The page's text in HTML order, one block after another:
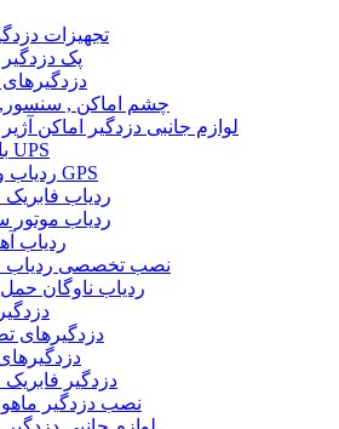
تجهیزات
پک
چشم اماکن ,
لوازم جانبی دزدگیر اماکن آژیر
باتری و UPS
ردیاب و جی پی اس GPS
ردیاب
ردیاب موتور
ردیاب
نصب تخصصی ردیاب
ردیاب ناوگان
دزدگیرهای
دزدگیر
نصب دزدگیر